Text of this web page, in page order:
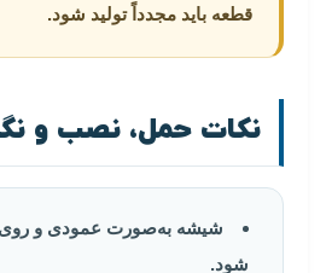
قطعه باید مجدداً تولید شود.
نکات حمل، نصب و
شیشه به‌صورت عمودی و روی
شود.